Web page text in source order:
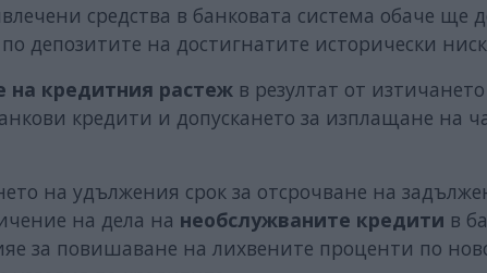
средства в банковата система обаче ще
по депозитите на достигнатите исторически
на кредитния растеж в резултат от
кредити и допускането за изплащане на
на удължения срок за отсрочване на
на дела на необслужваните кредити в
за повишаване на лихвените проценти по